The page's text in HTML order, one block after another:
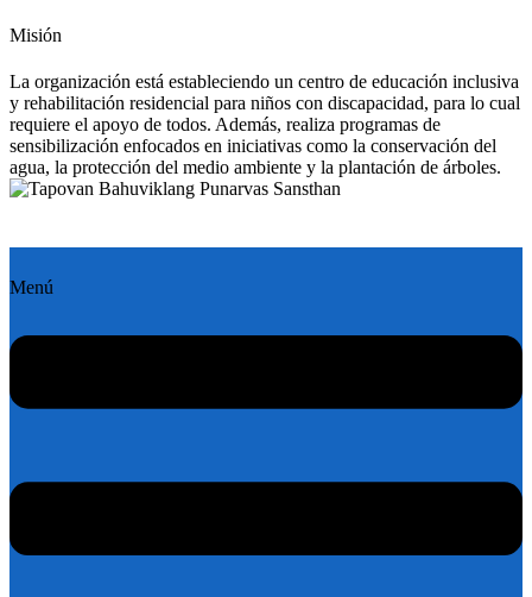
Misión
La organización está estableciendo un centro de educación inclusiva
y rehabilitación residencial para niños con discapacidad, para lo cual
requiere el apoyo de todos. Además, realiza programas de
sensibilización enfocados en iniciativas como la conservación del
agua, la protección del medio ambiente y la plantación de árboles.
Menú